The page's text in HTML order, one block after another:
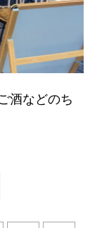
酒などのち